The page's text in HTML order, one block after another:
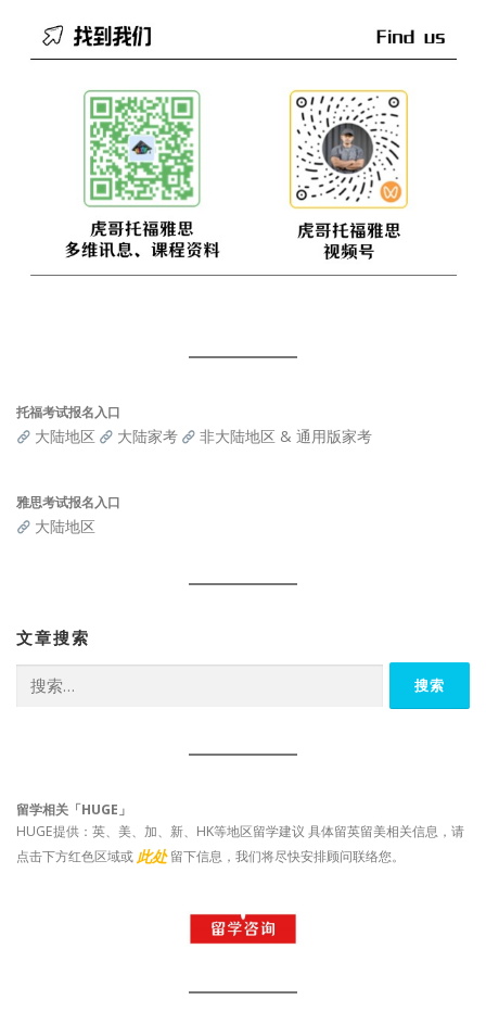
托福考试报名入口
大陆地区 大陆家考 非大陆地区 & 通用版家考
雅思考试报名入口
大陆地区
文章搜索
索：
留学相关「HUGE」
HUGE提供：英、美、加、新、HK等地区留学建议 具体留英留美相关信息，请
点击下方红色区域或 此处 留下信息，我们将尽快安排顾问联络您。